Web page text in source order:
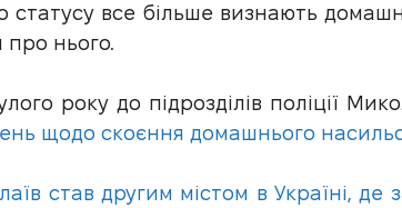
статусу все більше визнають
про нього.
року до підрозділів поліції
щодо скоєння домашнього
став другим містом в Україні,